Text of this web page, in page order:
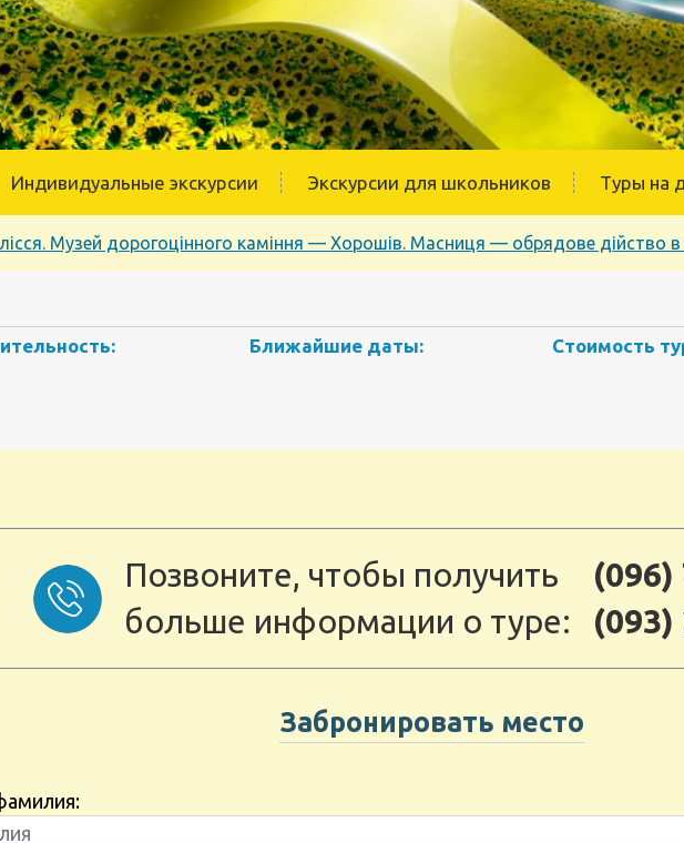
Индивидуальные экскурсии Экскурсии для школьников Туры на
Музей дорогоцінного каміння — Хорошів. Масниця — обрядове дійство в
Ближайшие даты: Стоимость
Позвоните, чтобы получить
больше информации о туре:
(096)
(093)
Забронировать место